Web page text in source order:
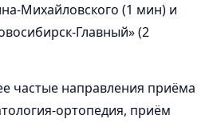
Михайловского (1 мин) и
Главный» (2
частые направления приёма
ортопедия, приём